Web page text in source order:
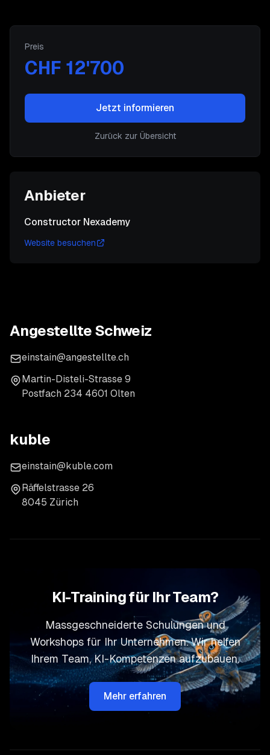
Preis
CHF 12'700
Jetzt informieren
Zurück zur Übersicht
Anbieter
Constructor Nexademy
Website besuchen
Angestellte Schweiz
einstain@angestellte.ch
Martin-Disteli-Strasse 9
Postfach 234 4601 Olten
kuble
einstain@kuble.com
Räffelstrasse 26
8045 Zürich
KI-Training für Ihr Team?
Massgeschneiderte Schulungen und
Workshops für Ihr Unternehmen. Wir helfen
Ihrem Team, KI-Kompetenzen aufzubauen.
Mehr erfahren